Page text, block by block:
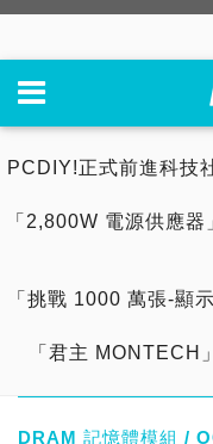
PCDIY!正式前進科技
「2,800W 電源供應
「挑戰 1000 萬張-顯
「君主 MONTECH
DRAM 記憶體模組 /